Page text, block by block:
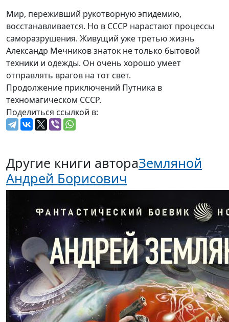
Мир, переживший рукотворную эпидемию,
восстанавливается. Но в СССР нарастают процессы
саморазрушения. Живущий уже третью жизнь
Александр Мечников знаток не только бытовой
техники и одежды. Он очень хорошо умеет
отправлять врагов на тот свет.
Продолжение приключений Путника в
техномагическом СССР.
Поделиться ссылкой в:
Другие книги автораЗемляной
Андрей Борисович